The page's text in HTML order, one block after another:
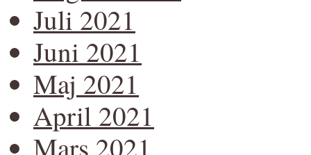
Juli 2021
Juni 2021
Maj 2021
April 2021
Mars 2021